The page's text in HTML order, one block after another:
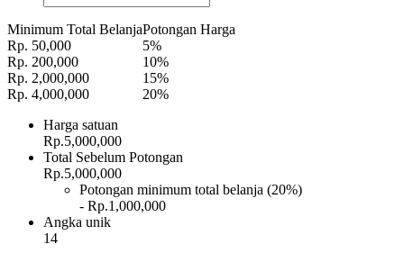
Minimum Total BelanjaPotongan Harga
Rp. 50,000
5%
Rp. 200,000
10%
Rp. 2,000,000
15%
Rp. 4,000,000
20%
Harga satuan
Rp.5,000,000
Total Sebelum Potongan
Rp.5,000,000
Potongan minimum total belanja (20%)
- Rp.1,000,000
Angka unik
14